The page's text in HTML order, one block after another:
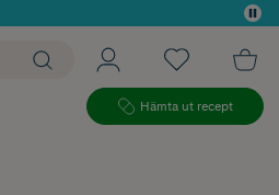
Hämta ut recept